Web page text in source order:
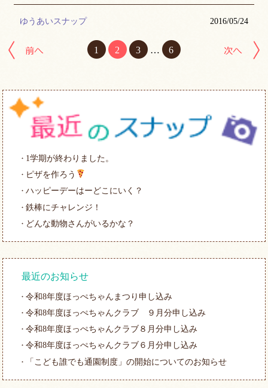
ゆうあいスナップ 2016/05/24
1 2 3 … 6
1学期が終わりました。
ピザを作ろう
ハッピーデーはーどこにいく？
鉄棒にチャレンジ！
どんな動物さんがいるかな？
最近のお知らせ
令和8年度ほっぺちゃんまつり申し込み
令和8年度ほっぺちゃんクラブ ９月分申し込み
令和8年度ほっぺちゃんクラブ８月分申し込み
令和8年度ほっぺちゃんクラブ６月分申し込み
「こども誰でも通園制度」の開始についてのお知らせ